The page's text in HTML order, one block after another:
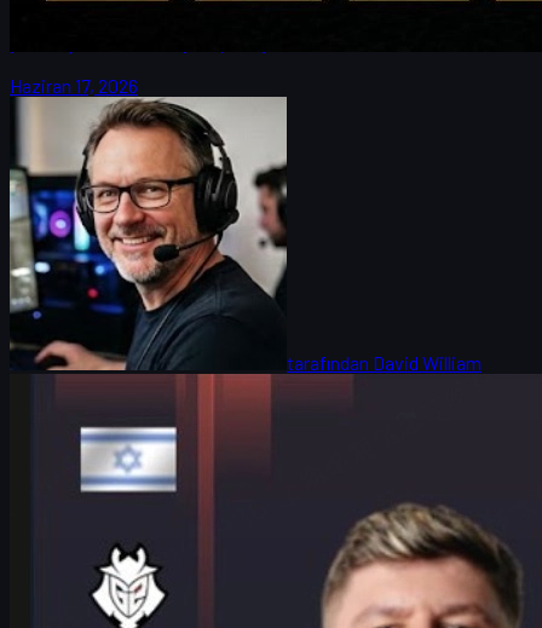
Haziran 17, 2026
tarafından David William
HeavyGod Röportajı: G2, Cologne Major ve CS Skins
Ekonomisi
HeavyGod, G2’nin IEM Cologne Major 2026 yolculuğunu, LANXESS
sahnesine hazırlığını, takım rutinlerini ve CS2 skins ekonomisini
Haziran 17, 2026